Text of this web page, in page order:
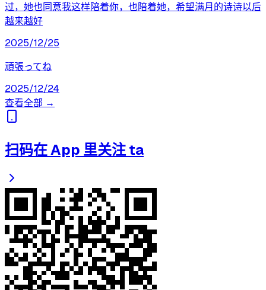
过，她也同意我这样陪着你，也陪着她，希望满月的诗诗以后
越来越好
2025/12/25
頑張ってね
2025/12/24
查看全部 →
扫码在 App 里关注 ta